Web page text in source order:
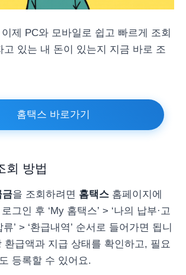
이제 PC와 모바일로 쉽고 빠르게 조회
고 있는 내 돈이 있는지 지금 바로 조
홈택스 바로가기
회 방법
금을 조회하려면 홈택스 홈페이지에
그인 후 ‘My 홈택스’ > ‘나의 납부·고
류’ > ‘환급내역’ 순서로 들어가면 됩니
환급액과 지급 상태를 확인하고, 필요
등록할 수 있어요.